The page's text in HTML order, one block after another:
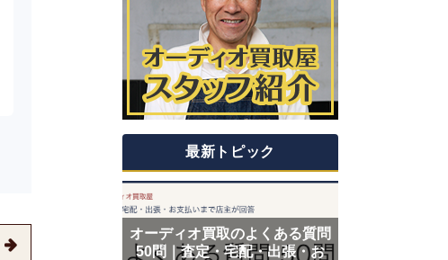
最新トピック
オーディオ買取のよくある質問
50問｜査定・宅配・出張・お